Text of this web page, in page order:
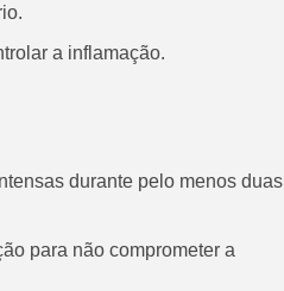
a inflamação.
durante pelo menos duas
para não comprometer a